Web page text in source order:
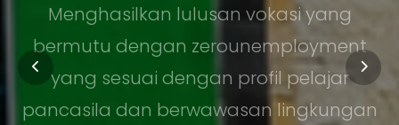
Menghasilkan lulusan vokasi yang
bermutu dengan zerounemployment
yang sesuai dengan profil pelajar
pancasila dan berwawasan lingkungan